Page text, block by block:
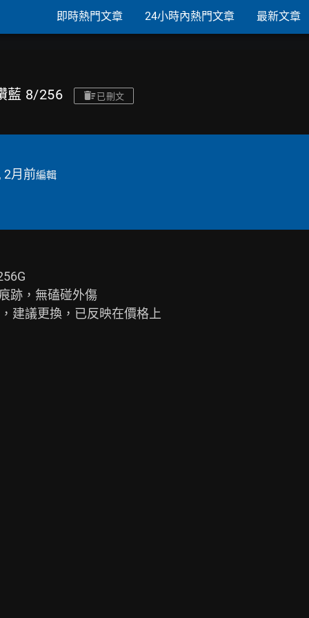
即時熱門文章 24小時內熱門文章 最新文章
藍 8/256 已刪文
2月前編輯
跡，無磕碰外傷
建議更換，已反映在價格上